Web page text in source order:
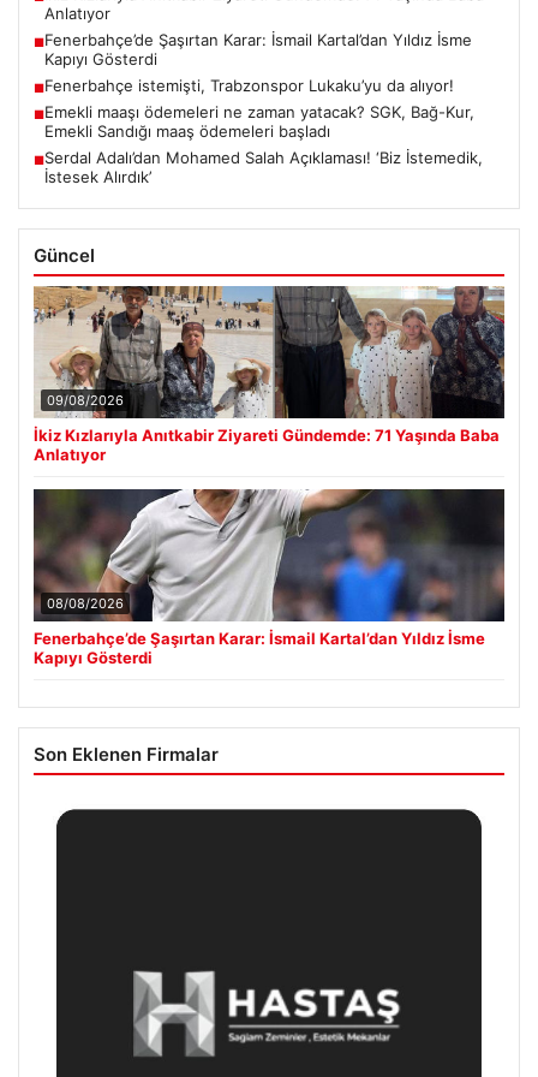
Anlatıyor
■Fenerbahçe’de Şaşırtan Karar: İsmail Kartal’dan Yıldız İsme
Kapıyı Gösterdi
■Fenerbahçe istemişti, Trabzonspor Lukaku’yu da alıyor!
■Emekli maaşı ödemeleri ne zaman yatacak? SGK, Bağ-Kur,
Emekli Sandığı maaş ödemeleri başladı
■Serdal Adalı’dan Mohamed Salah Açıklaması! ‘Biz İstemedik,
İstesek Alırdık’
Güncel
09/08/2026
İkiz Kızlarıyla Anıtkabir Ziyareti Gündemde: 71 Yaşında Baba
Anlatıyor
08/08/2026
Fenerbahçe’de Şaşırtan Karar: İsmail Kartal’dan Yıldız İsme
Kapıyı Gösterdi
Son Eklenen Firmalar